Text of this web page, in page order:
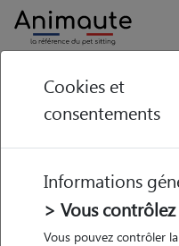
Animaute Pays-de-la-Loire
Cookies et
consentements
Informations
> Vous
Vous pouvez contrôler